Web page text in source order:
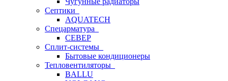
Септики
AQUATECH
Спецарматура
СЕВЕР
Сплит-системы
Бытовые кондиционеры
Тепловентиляторы
BALLU